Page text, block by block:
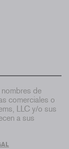
de
comerciales o
LLC y/o sus
a sus